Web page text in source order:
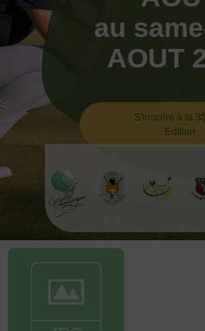
au
AOUT
S'inscrire à la
Edition